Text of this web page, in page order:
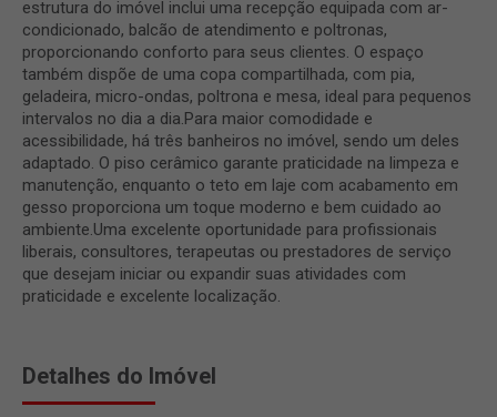
estrutura do imóvel inclui uma recepção equipada com ar-
condicionado, balcão de atendimento e poltronas,
proporcionando conforto para seus clientes. O espaço
também dispõe de uma copa compartilhada, com pia,
geladeira, micro-ondas, poltrona e mesa, ideal para pequenos
intervalos no dia a dia.Para maior comodidade e
acessibilidade, há três banheiros no imóvel, sendo um deles
adaptado. O piso cerâmico garante praticidade na limpeza e
manutenção, enquanto o teto em laje com acabamento em
gesso proporciona um toque moderno e bem cuidado ao
ambiente.Uma excelente oportunidade para profissionais
liberais, consultores, terapeutas ou prestadores de serviço
que desejam iniciar ou expandir suas atividades com
praticidade e excelente localização.
Detalhes do Imóvel